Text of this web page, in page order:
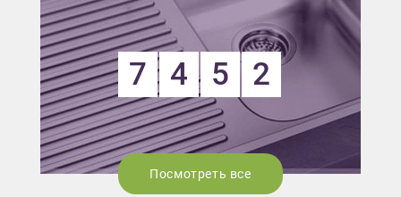
7 4 5 2
Посмотреть все